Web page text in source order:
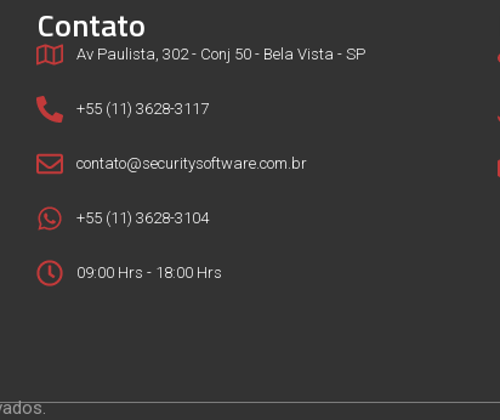
Contato
Av Paulista, 302 - Conj 50 - Bela Vista - SP
+55 (11) 3628-3117
contato@securitysoftware.com.br
+55 (11) 3628-3104
09:00 Hrs - 18:00 Hrs